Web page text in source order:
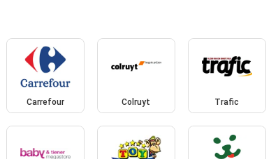
Carrefour Colruyt Trafic